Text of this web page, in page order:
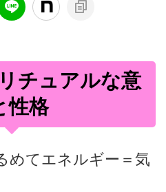
チュアルな意
性格
めてエネルギー＝気